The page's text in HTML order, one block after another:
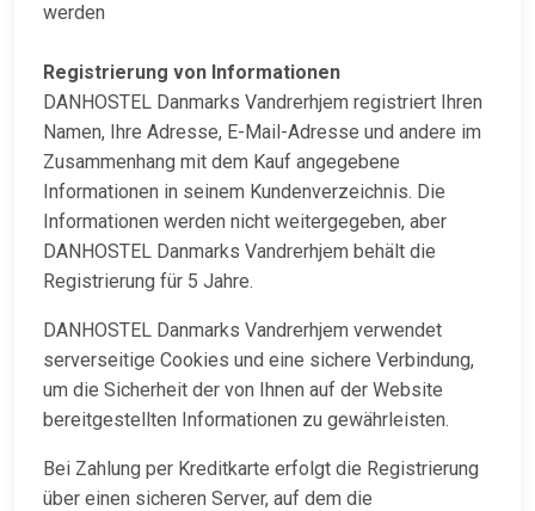
werden
Registrierung von Informationen
DANHOSTEL Danmarks Vandrerhjem registriert Ihren
Namen, Ihre Adresse, E-Mail-Adresse und andere im
Zusammenhang mit dem Kauf angegebene
Informationen in seinem Kundenverzeichnis. Die
Informationen werden nicht weitergegeben, aber
DANHOSTEL Danmarks Vandrerhjem behält die
Registrierung für 5 Jahre.
DANHOSTEL Danmarks Vandrerhjem verwendet
serverseitige Cookies und eine sichere Verbindung,
um die Sicherheit der von Ihnen auf der Website
bereitgestellten Informationen zu gewährleisten.
Bei Zahlung per Kreditkarte erfolgt die Registrierung
über einen sicheren Server, auf dem die